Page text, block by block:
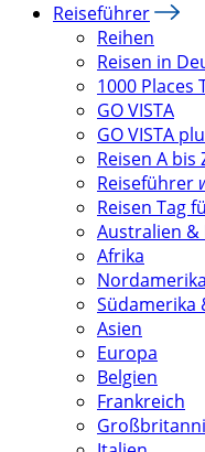
Reiseführer
Reihen
Reisen in
1000 Places
GO VISTA
GO VISTA
Reisen A bis
Reiseführer
Reisen Tag
Australien &
Afrika
Nordamerika
Südamerika
Asien
Europa
Belgien
Frankreich